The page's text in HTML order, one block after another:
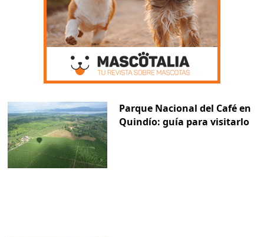
Parque Nacional del Café en
Quindío: guía para visitarlo